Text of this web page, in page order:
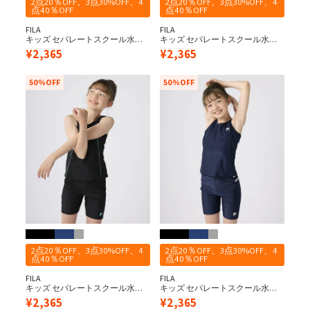
点40％OFF
FILA
キッズ セパレートスクール水着/
ブラック×ピンク
¥2,365
点40％OFF
FILA
キッズ セパレートスクール水着/
ブラック×パープル
¥2,365
2点20％OFF、3点30%OFF、4
点40％OFF
FILA
キッズ セパレートスクール水着/
ブラック×サックス
50%OFF
¥2,365
2点20％OFF、3点30%OFF、4
点40％OFF
FILA
キッズ セパレートスクール水着/
ネイビー×ネイビー
50%OFF
¥2,365